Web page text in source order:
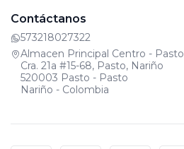
Contáctanos
573218027322
Almacen Principal Centro - Pasto
Cra. 21a #15-68, Pasto, Nariño
520003 Pasto - Pasto
Nariño - Colombia